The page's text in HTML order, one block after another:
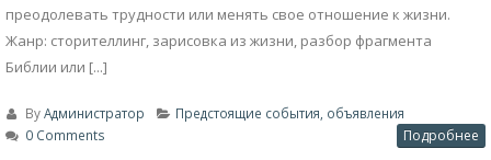
преодолевать трудности или менять свое отношение к жизни.
Жанр: сторителлинг, зарисовка из жизни, разбор фрагмента
Библии или [...]
ByАдминистратор
Предстоящие события, объявления
0 Comments
Подробнее